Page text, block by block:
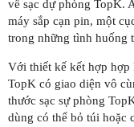
về sạc dự phòng TopK.
máy sắp cạn pin, một
trong những tình huống
Với thiết kế kết hợp hợp
TopK có giao diện vô
thước sạc sự phòng
dùng có thể bỏ túi hoặc